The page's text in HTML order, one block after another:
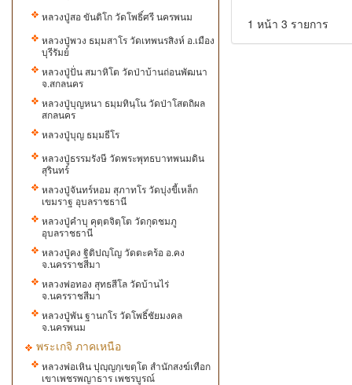
หลวงปู่สอ ขันติโก วัดโพธิ์ศรี นครพนม
หลวงปู่พวง ธมฺมสาโร วัดเทพนรสิงห์ อ.เมือง
บุรีรัมย์
หลวงปู่ปั่น​ สมาหิโต​ วัดป่า​บ้าน​ถ​่​อน​พัฒนา
จ.สกลนคร
หลวงปู่บุญหนา ธมฺมทินฺโน วัดป่าโสตถิผล
สกลนคร
หลวงปู่บุญ ธมฺมธีโร
หลวงปู่ธรรมรังษี วัดพระพุทธบาทพนมดิน
สุรินทร์
หลวงปู่จันทร์หอม สุภาทโร วัดบุ่งขี้เหล็ก
เขมราฐ อุบลราชธานี
หลวงปู่คำบุ คุตฺตจิตฺโต วัดกุดชมภู
อุบลราชธานี
หลวงปู่คง ฐิติปญฺโญ วัดตะคร้อ อ.คง
จ.นครราชสีมา
หลวงพ่อทอง​ สุทธ​สี​โล​ วัด​บ้านไร่
จ.นครราชสีมา
หลวงปู่พัน​ ฐ​า​นก​โร​ วัด​โพธิ์ชัย​มงคล
จ.นครพนม
พระเกจิ ภาคเหนือ
หลวงพ่อเหิน ปุญฺญกฺเขตฺโต สำนักสงฆ์เทือก
เขาเพชรพญาธาร เพชรบูรณ์
1 หน้า 3 รายการ